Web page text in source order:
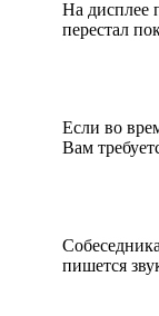
На дисплее
перестал
Если во
Вам
пишется